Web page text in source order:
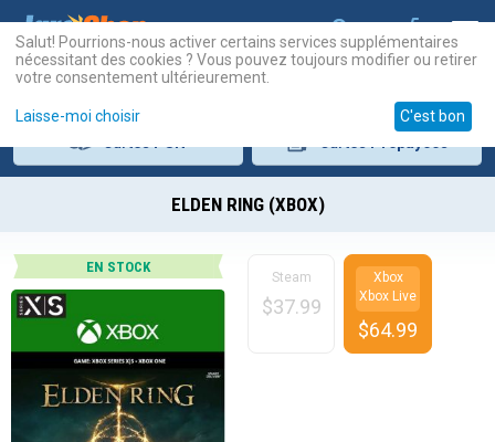
ELDEN RING (XBOX)
EN STOCK
Steam
$37.99
Xbox
Xbox Live
$64.99
Salut! Pourrions-nous activer certains services supplémentaires
nécessitant des cookies ? Vous pouvez toujours modifier ou retirer
votre consentement ultérieurement.
Laisse-moi choisir C'est bon